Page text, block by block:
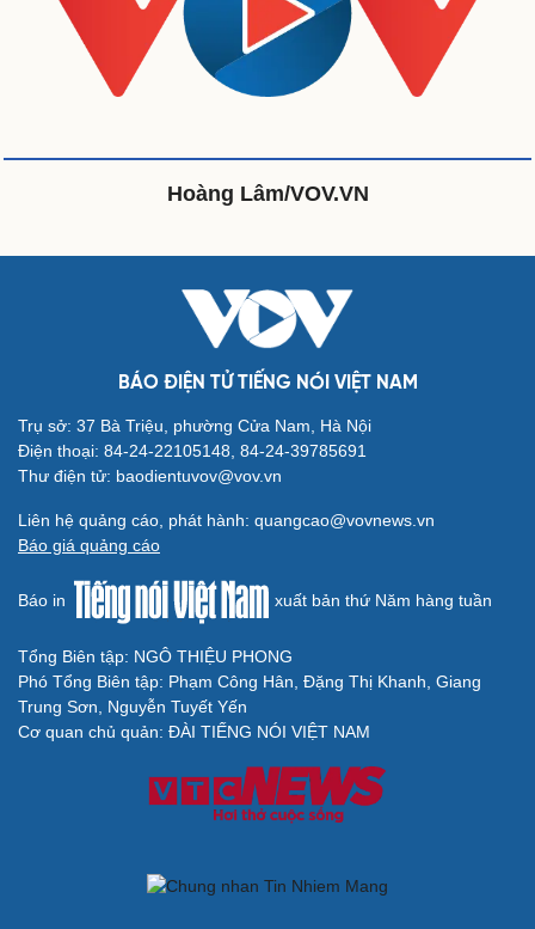
Chứng khoán
Giá cà phê
Tư vấn luật
Quân sự - Quốc phòng
Phân tích
Lịch thi đấu bóng đá
Ô tô - Xe máy
Xe máy
Doanh nghiệp
Doanh nghiệp 24h
Doanh nhân
Vì cộng đồng
Công nghệ
Tin Công nghệ
Trải nghiệm
Sức khỏe
Dinh dưỡng - món ngon
Cây thuốc
Sản phụ khoa
Nam khoa
Làm đẹp - giảm cân
Phòng mạch online
Ăn sạch sống khỏe
Đời sống
Tình yêu - Gia đình
Sân khấu - Điện ảnh
Giải trí
Nghệ sĩ
Thời trang
Hoàng Lâm/VOV.VN
BÁO ĐIỆN TỬ TIẾNG NÓI VIỆT NAM
Trụ sở: 37 Bà Triệu, phường Cửa Nam, Hà Nội
Điện thoại: 84-24-22105148, 84-24-39785691
Thư điện tử: baodientuvov@vov.vn
Liên hệ quảng cáo, phát hành: quangcao@vovnews.vn
Báo giá quảng cáo
Báo in xuất bản thứ Năm hàng tuần
Tổng Biên tập: NGÔ THIỆU PHONG
Phó Tổng Biên tập: Phạm Công Hân, Đặng Thị Khanh, Giang
Trung Sơn, Nguyễn Tuyết Yến
Cơ quan chủ quản: ĐÀI TIẾNG NÓI VIỆT NAM